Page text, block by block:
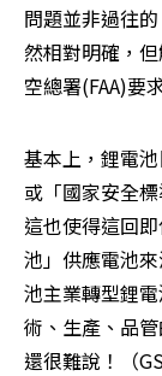
問題並非過往
然相對明確，
空總署(FAA)要
基本上，鋰電
或「國家安全
這也使得這回
池」供應電池
池主業轉型鋰
術、生產、品
還很難說！（